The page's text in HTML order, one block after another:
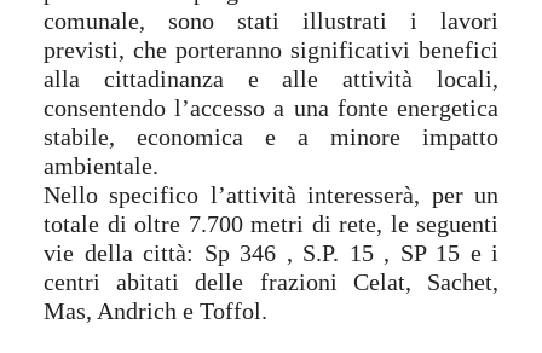
comunale, sono stati illustrati i lavori
previsti, che porteranno significativi benefici
alla cittadinanza e alle attività locali,
consentendo l’accesso a una fonte energetica
stabile, economica e a minore impatto
ambientale.
Nello specifico l’attività interesserà, per un
totale di oltre 7.700 metri di rete, le seguenti
vie della città: Sp 346 , S.P. 15 , SP 15 e i
centri abitati delle frazioni Celat, Sachet,
Mas, Andrich e Toffol.